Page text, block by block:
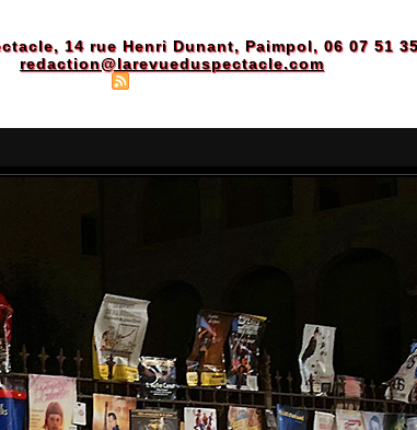
14 rue Henri Dunant, Paimpol, 06 07 51
redaction@larevueduspectacle.com